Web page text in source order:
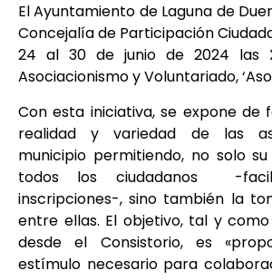
El Ayuntamiento de Laguna de
Concejalía de Participación
24 al 30 de junio de 2024 las
Asociacionismo y Voluntariado,
Con esta iniciativa, se expone de
realidad y variedad de las
municipio permitiendo, no solo
todos los ciudadanos -
inscripciones-, sino también la
entre ellas. El objetivo, tal y
desde el Consistorio, es
estímulo necesario para